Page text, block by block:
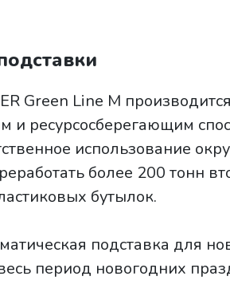
Green Line M
и ресурсосберегающим
использование
более 200 тонн
бутылок.
подставка для
период новогодних